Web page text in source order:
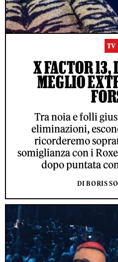
TV
X FACTOR 13,
MEGLIO
Tra noia e folli
eliminazioni,
ricorderemo
somiglianza con i
dopo puntata
DI BORIS